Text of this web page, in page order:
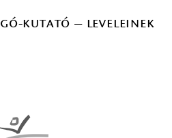
kutató – leveleinek